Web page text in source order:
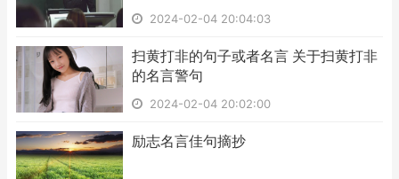
2024-02-04 20:04:03
​扫黄打非的句子或者名言 关于扫黄打非
的名言警句
2024-02-04 20:02:00
​励志名言佳句摘抄